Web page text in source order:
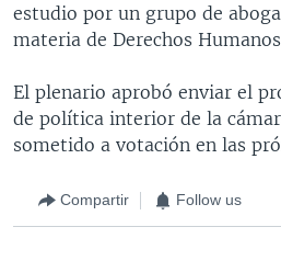
estudio por un grupo de
materia de Derechos
El plenario aprobó enviar el
de política interior de la
sometido a votación en las
Compartir Follow us